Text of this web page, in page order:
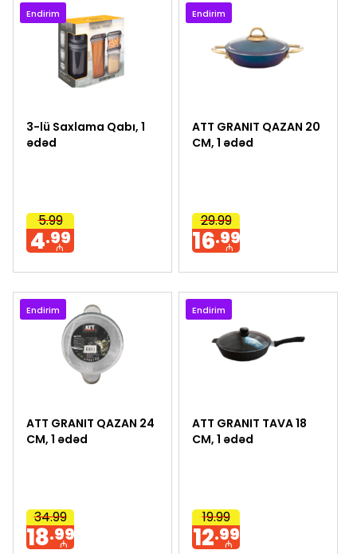
Endirim
3-lü Saxlama Qabı, 1
ədəd
5.99
4.99
₼
Endirim
ATT GRANIT QAZAN 20
CM, 1 ədəd
29.99
16.99
₼
Endirim
ATT GRANIT QAZAN 24
CM, 1 ədəd
34.99
18.99
₼
Endirim
ATT GRANIT TAVA 18
CM, 1 ədəd
19.99
12.99
₼